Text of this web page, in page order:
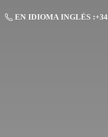
EN IDIOMA INGLÉS :+34